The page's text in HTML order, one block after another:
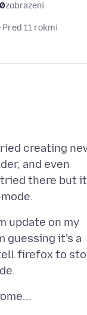
zobrazení
11 rokmi
creating
and even
there but it
update on my
guessing it's a
firefox to